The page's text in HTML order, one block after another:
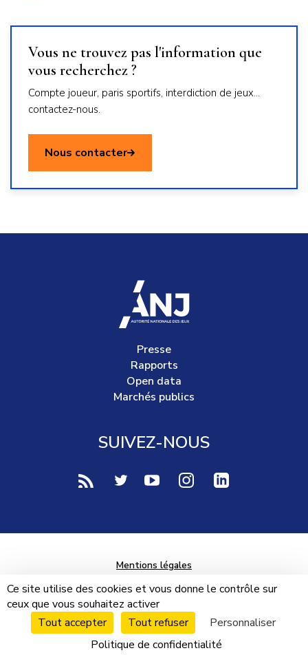
Vous ne trouvez pas l'information que
vous recherchez ?
Compte joueur, paris sportifs, interdiction de jeux...
contactez-nous.
Nous contacter
accueil
Presse
Rapports
Open data
Marchés publics
SUIVEZ-NOUS
voir notre page rss (Nouvelle fenêtre)
voir notre page twitter (Nouvelle
voir notre page youtube-play
voir notre page
Mentions légales
Données personnelles
Plan du site
Cookies
Ce site utilise des cookies et vous donne le contrôle sur
ceux que vous souhaitez activer
Tout accepter
Tout refuser
Personnaliser
Politique de confidentialité